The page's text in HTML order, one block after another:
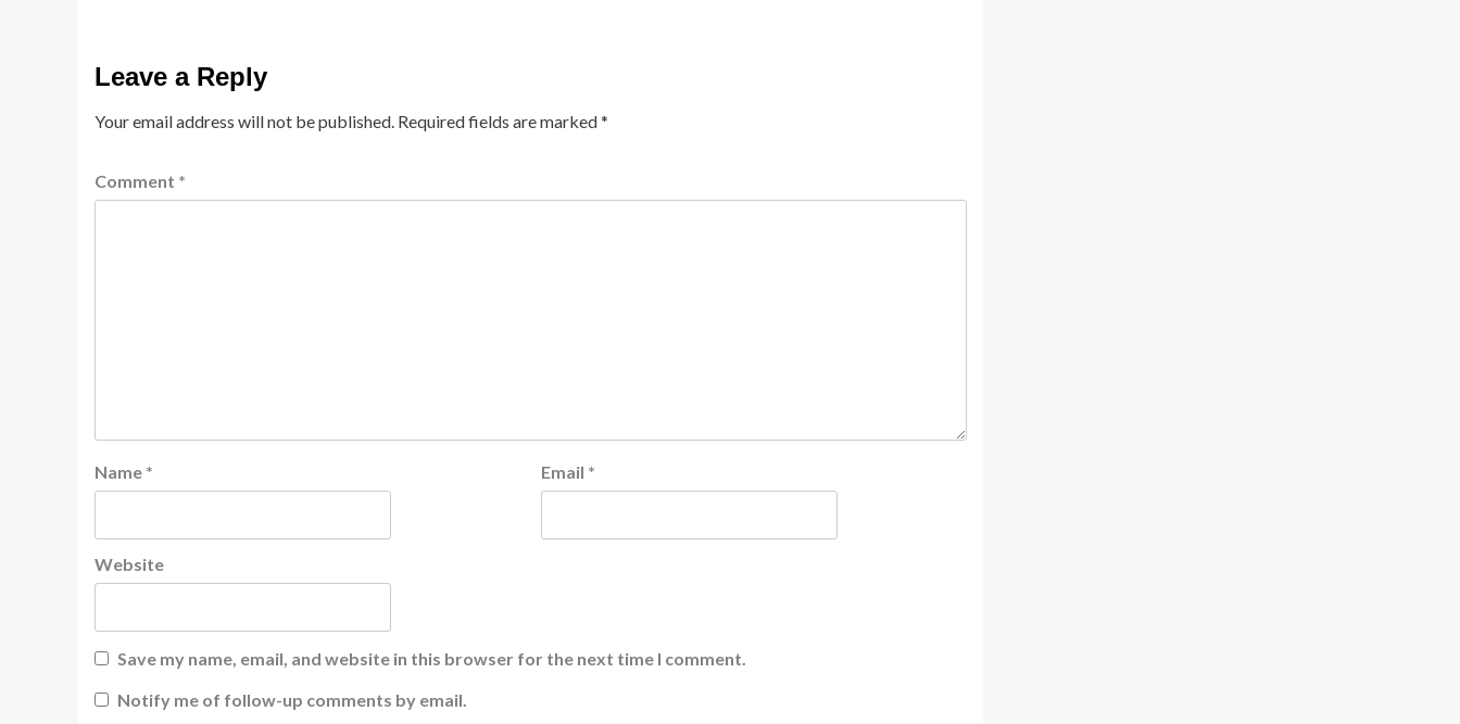
Leave a Reply
Your email address will not be published. Required fields are marked*
Comment *
Name * Email *
Website
Save my name, email, and website in this browser for the next time I comment.
Notify me of follow-up comments by email.